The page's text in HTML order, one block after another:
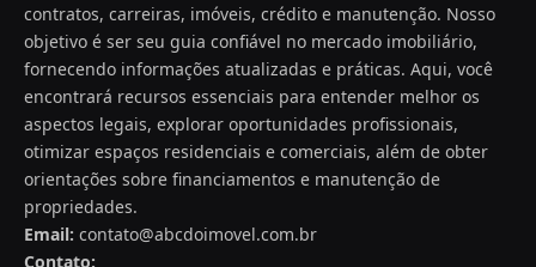
contratos, carreiras, imóveis, crédito e manutenção. Nosso
objetivo é ser seu guia confiável no mercado imobiliário,
fornecendo informações atualizadas e práticas. Aqui, você
encontrará recursos essenciais para entender melhor os
aspectos legais, explorar oportunidades profissionais,
otimizar espaços residenciais e comerciais, além de obter
orientações sobre financiamentos e manutenção de
propriedades.
Email: contato@abcdoimovel.com.br
Contato: